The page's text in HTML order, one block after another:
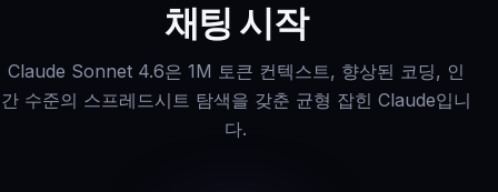
채팅 시작
Claude Sonnet 4.6은 1M 토큰 컨텍스트, 향상된 코딩, 인
간 수준의 스프레드시트 탐색을 갖춘 균형 잡힌 Claude입니
다.